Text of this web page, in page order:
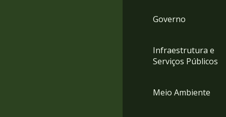
Governo
Infraestrutura e
Serviços Públicos
Meio Ambiente